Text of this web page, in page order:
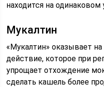
находится на одинаковом
Мукалтин
«Мукалтин» оказывает
действие, которое при
упрощает отхождение
сделать кашель более